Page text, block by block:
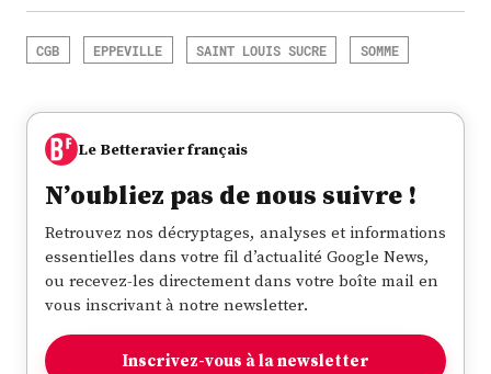
CGB EPPEVILLE SAINT LOUIS SUCRE SOMME
Le Betteravier français
N’oubliez pas de nous suivre !
Retrouvez nos décryptages, analyses et informations
essentielles dans votre fil d’actualité Google News,
ou recevez-les directement dans votre boîte mail en
vous inscrivant à notre newsletter.
Inscrivez-vous à la newsletter